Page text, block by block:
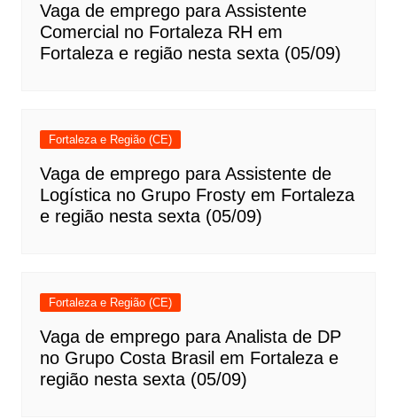
Vaga de emprego para Assistente
Comercial no Fortaleza RH em
Fortaleza e região nesta sexta (05/09)
Fortaleza e Região (CE)
Vaga de emprego para Assistente de
Logística no Grupo Frosty em Fortaleza
e região nesta sexta (05/09)
Fortaleza e Região (CE)
Vaga de emprego para Analista de DP
no Grupo Costa Brasil em Fortaleza e
região nesta sexta (05/09)